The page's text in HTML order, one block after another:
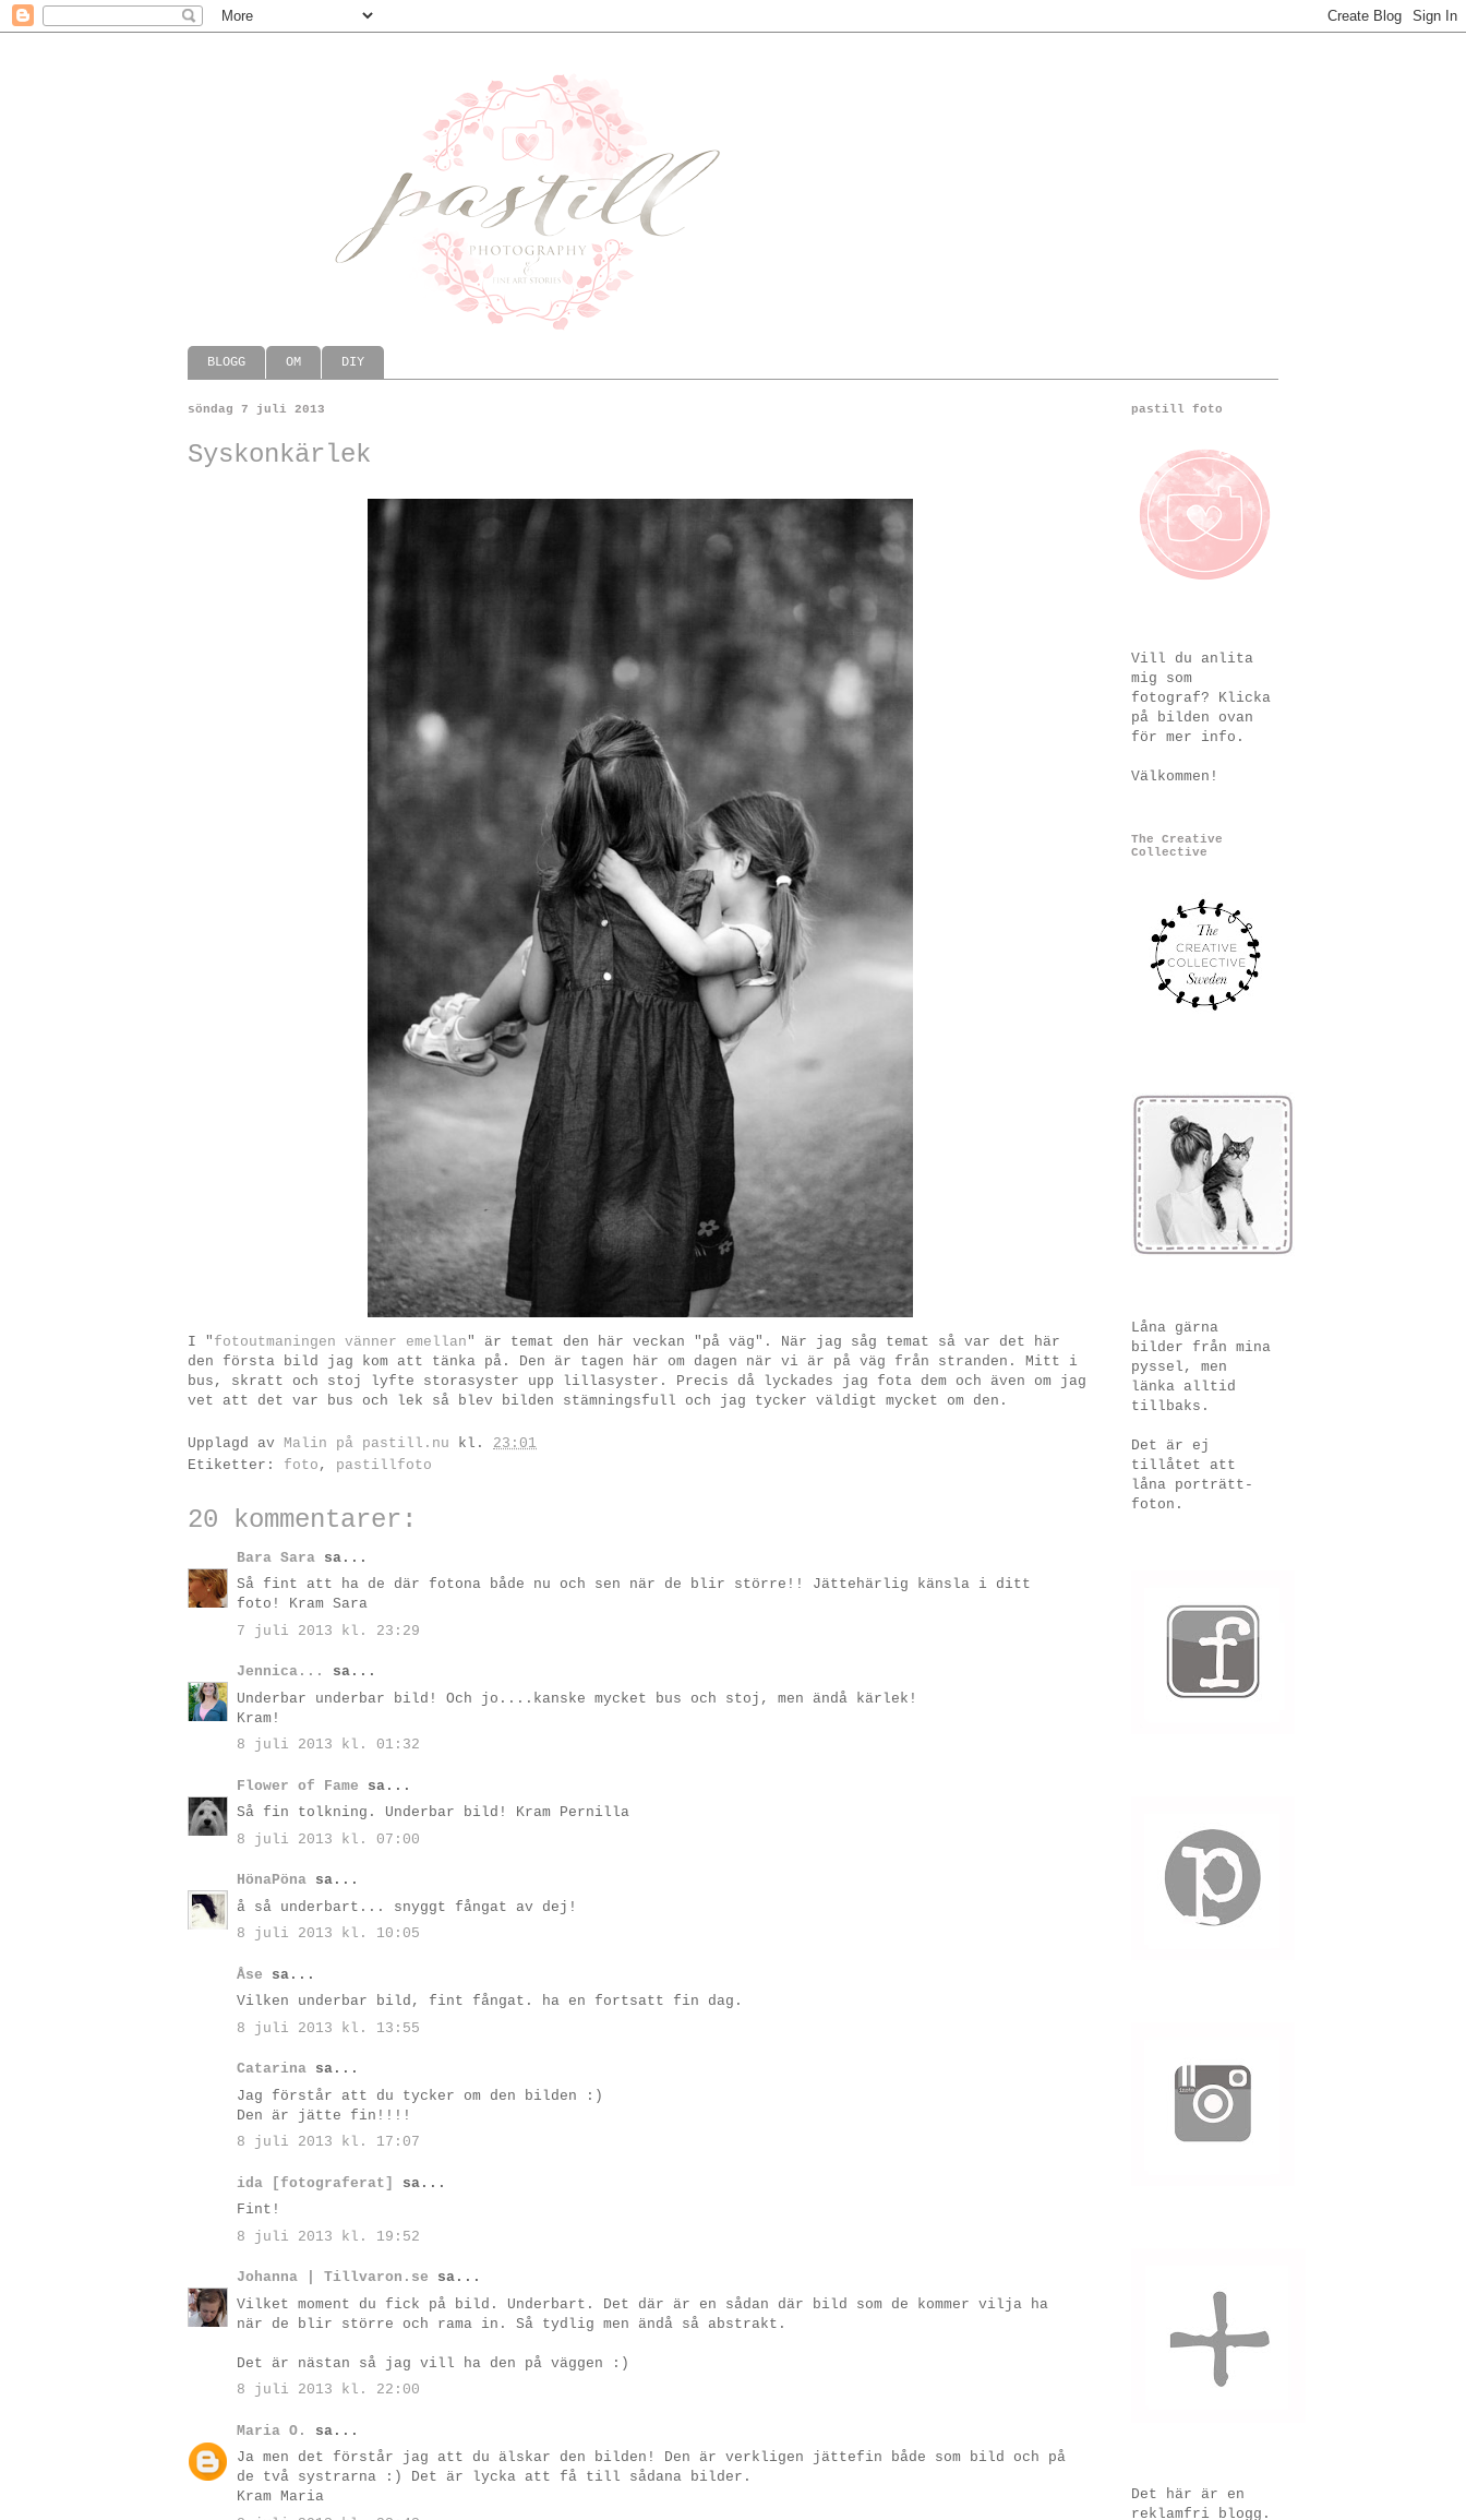
BLOGG OM DIY
söndag 7 juli 2013
Syskonkärlek
I " fotoutmaningen vänner emellan " är temat den här veckan "på väg". När jag såg temat så var det här
den första bild jag kom att tänka på. Den är tagen här om dagen när vi är på väg från stranden. Mitt i
bus, skratt och stoj lyfte storasyster upp lillasyster. Precis då lyckades jag fota dem och även om jag
vet att det var bus och lek så blev bilden stämningsfull och jag tycker väldigt mycket om den.
Upplagd av Malin på pastill.nu kl. 23:01
Etiketter: foto , pastillfoto
20 kommentarer:
Bara Sara sa...
Så fint att ha de där fotona både nu och sen när de blir större!! Jättehärlig känsla i ditt
foto! Kram Sara
7 juli 2013 kl. 23:29
Jennica...
sa...
Underbar underbar bild! Och jo....kanske mycket bus och stoj, men ändå kärlek!
Kram!
8 juli 2013 kl. 01:32
Flower of Fame sa...
Så fin tolkning. Underbar bild! Kram Pernilla
8 juli 2013 kl. 07:00
HönaPöna sa...
å så underbart... snyggt fångat av dej!
8 juli 2013 kl. 10:05
Åse sa...
Vilken underbar bild, fint fångat. ha en fortsatt fin dag.
8 juli 2013 kl. 13:55
Catarina sa...
Jag förstår att du tycker om den bilden :)
Den är jätte fin!!!!
8 juli 2013 kl. 17:07
ida [fotograferat]
sa...
Fint!
8 juli 2013 kl. 19:52
Johanna | Tillvaron.se sa...
Vilket moment du fick på bild. Underbart. Det där är en sådan där bild som de kommer vilja ha
när de blir större och rama in. Så tydlig men ändå så abstrakt.
Det är nästan så jag vill ha den på väggen :)
8 juli 2013 kl. 22:00
Maria O.
sa...
Ja men det förstår jag att du älskar den bilden! Den är verkligen jättefin både som bild och på
de två systrarna :) Det är lycka att få till sådana bilder.
Kram Maria
pastill foto
Vill du anlita
mig som
fotograf? Klicka
på bilden ovan
för mer info.
Välkommen!
The Creative
Collective
Låna gärna
bilder från mina
pyssel, men
länka alltid
tillbaks.
Det är ej
tillåtet att
låna porträtt-
foton.
Det här är en
reklamfri blogg.